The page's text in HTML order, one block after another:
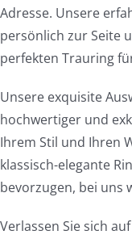
Adresse. Unsere
persönlich zur Seite
perfekten Trauring
Unsere exquisite
hochwertiger und
Ihrem Stil und Ihren
klassisch-elegante
bevorzugen, bei uns
Verlassen Sie sich